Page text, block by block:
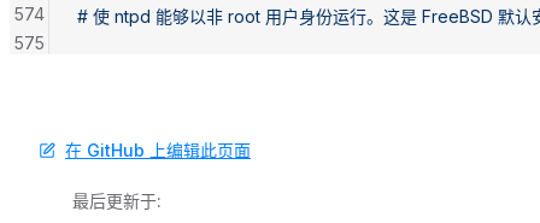
# 使 ntpd 能够以非 root 用户身份运行。这是 FreeBSD 默认
574
575
579
在 GitHub 上编辑此页面
最后更新于: